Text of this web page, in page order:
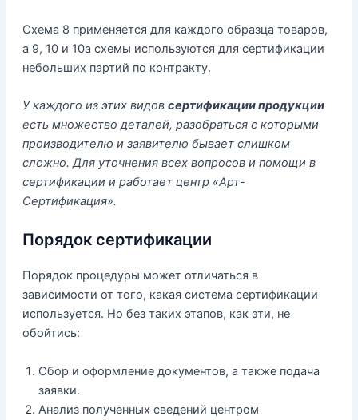
Схема 8 применяется для каждого образца товаров,
а 9, 10 и 10а схемы используются для сертификации
небольших партий по контракту.
У каждого из этих видов сертификации продукции
есть множество деталей, разобраться с которыми
производителю и заявителю бывает слишком
сложно. Для уточнения всех вопросов и помощи в
сертификации и работает центр «Арт-
Сертификация».
Порядок сертификации
Порядок процедуры может отличаться в
зависимости от того, какая система сертификации
используется. Но без таких этапов, как эти, не
обойтись:
Сбор и оформление документов, а также подача
заявки.
Анализ полученных сведений центром